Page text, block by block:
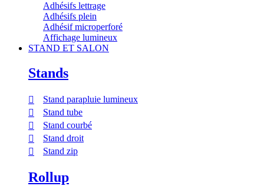
Adhésifs lettrage
Adhésifs plein
Adhésif microperforé
Affichage lumineux
STAND ET SALON
Stands
Stand parapluie lumineux
Stand tube
Stand courbé
Stand droit
Stand zip
Rollup